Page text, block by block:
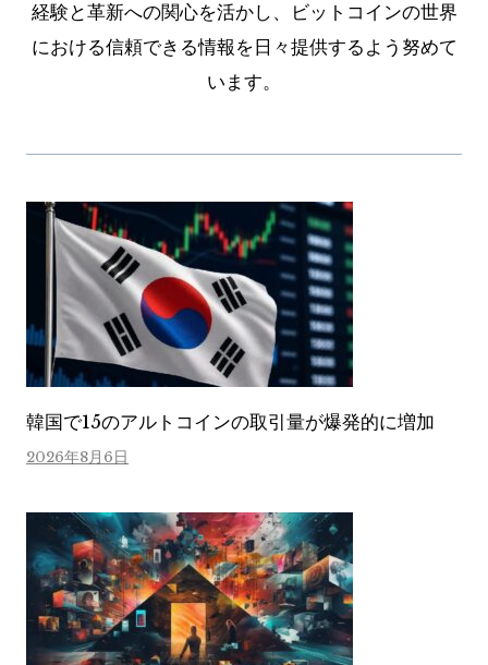
経験と革新への関心を活かし、ビットコインの世界
における信頼できる情報を日々提供するよう努めて
います。
韓国で15のアルトコインの取引量が爆発的に増加
2026年8月6日